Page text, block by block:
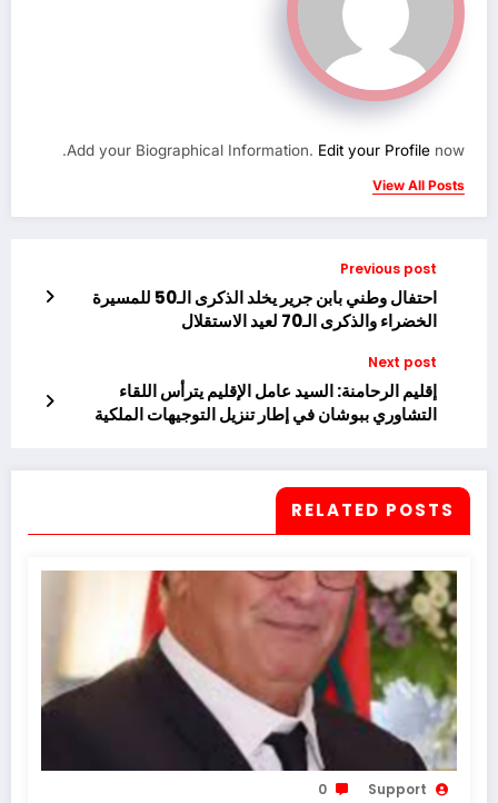
Add your Biographical Information. Edit your Profile now.
View All Posts
Previous post
احتفال وطني بابن جرير يخلد الذكرى الـ50 للمسيرة
الخضراء والذكرى الـ70 لعيد الاستقلال
Next post
إقليم الرحامنة: السيد عامل الإقليم يترأس اللقاء
التشاوري ببوشان في إطار تنزيل التوجيهات الملكية
RELATED POSTS
Support
0